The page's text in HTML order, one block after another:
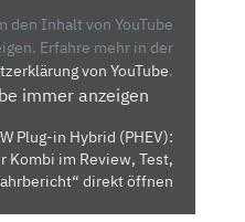
den Inhalt von YouTube
Erfahre mehr in der
von YouTube.
immer anzeigen
Plug-in Hybrid (PHEV):
Kombi im Review, Test,
direkt öffnen